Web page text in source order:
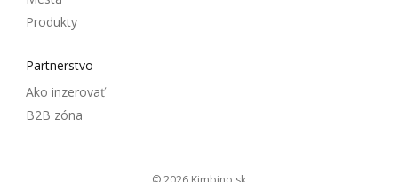
Produkty
Partnerstvo
Ako inzerovať
B2B zóna